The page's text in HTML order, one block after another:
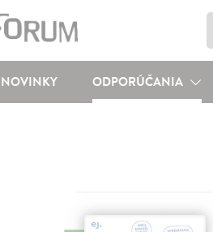
NOVINKY ODPORÚČANIA